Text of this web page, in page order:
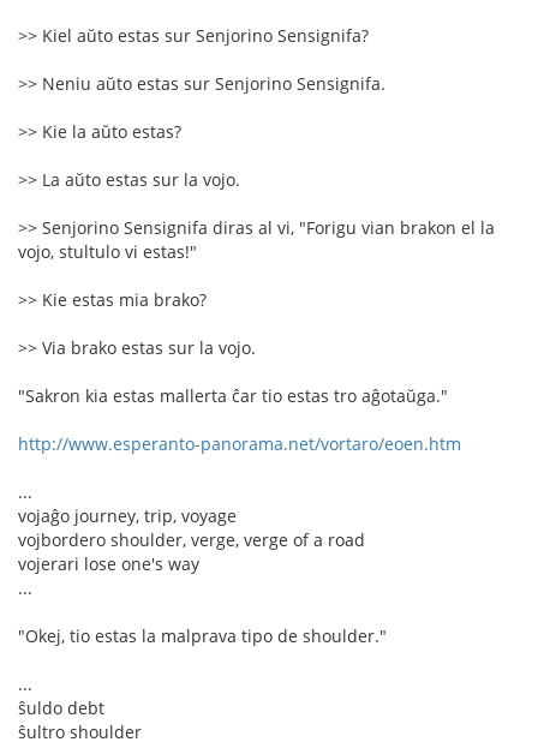
>> Kiel aŭto estas sur Senjorino Sensignifa?
>> Neniu aŭto estas sur Senjorino Sensignifa.
>> Kie la aŭto estas?
>> La aŭto estas sur la vojo.
>> Senjorino Sensignifa diras al vi, "Forigu vian brakon el la
vojo, stultulo vi estas!"
>> Kie estas mia brako?
>> Via brako estas sur la vojo.
"Sakron kia estas mallerta ĉar tio estas tro aĝotaŭga."
http://www.esperanto-panorama.net/vortaro/eoen.htm
...
vojaĝo journey, trip, voyage
vojbordero shoulder, verge, verge of a road
vojerari lose one's way
...
"Okej, tio estas la malprava tipo de shoulder."
...
ŝuldo debt
ŝultro shoulder